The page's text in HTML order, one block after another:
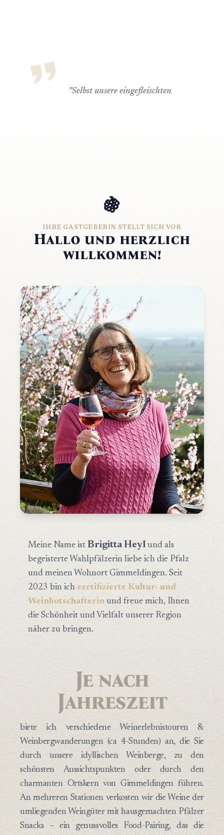
"Selbst unsere eingefleischten
🍇
IHRE GASTGEBERIN STELLT SICH VOR
Hallo und herzlich
willkommen!
Meine Name ist Brigitta Heyl und als
begeisterte Wahlpfälzerin liebe ich die Pfalz
und meinen Wohnort Gimmeldingen. Seit
2023 bin ich zertifizierte Kultur- und
Weinbotschafterin und freue mich, Ihnen
die Schönheit und Vielfalt unserer Region
näher zu bringen.
Je nach
Jahreszeit
biete ich verschiedene Weinerlebnistouren &
Weinbergwanderungen (ca 4-Stunden) an, die Sie
durch unsere idyllischen Weinberge, zu den
schönsten Aussichtspunkten oder durch den
charmanten Ortskern von Gimmeldingen führen.
An mehreren Stationen verkosten wir die Weine der
umliegenden Weingüter mit hausgemachten Pfälzer
Snacks – ein genussvolles Food-Pairing, das die